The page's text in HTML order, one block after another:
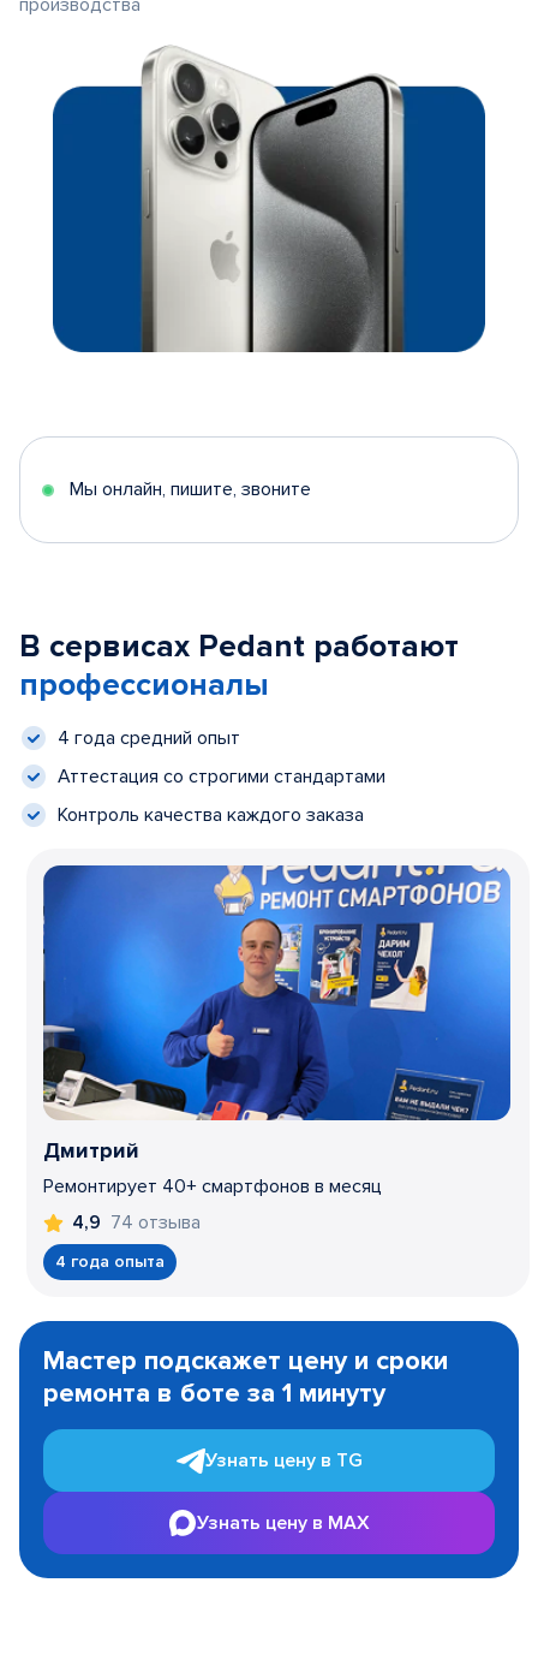
производства
Мы онлайн, пишите, звоните
В сервисах Pedant работают
профессионалы
4 года средний опыт
Аттестация со строгими стандартами
Контроль качества каждого заказа
Дмитрий
Ремонтирует 40+ смартфонов в месяц
4,9 74 отзыва
4 года опыта
1
Мастер подскажет цену и сроки
ремонта в боте за 1 минуту
Узнать цену в TG
Узнать цену в MAX